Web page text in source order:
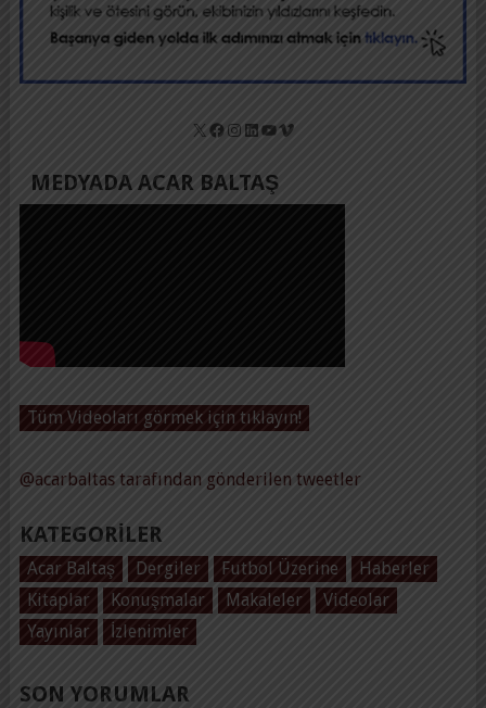
X Facebook
Instagram
LinkedIn
YouTube
Vimeo
MEDYADA ACAR BALTAŞ
Tüm Videoları görmek için tıklayın!
@acarbaltas tarafından gönderilen tweetler
KATEGORILER
Acar Baltaş Dergiler Futbol Üzerine
Haberler
Kitaplar
Konuşmalar Makaleler
Videolar
Yayınlar
İzlenimler
SON YORUMLAR